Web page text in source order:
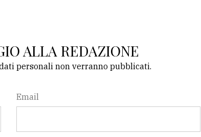
ALLA REDAZIONE
personali non verranno pubblicati.
Email